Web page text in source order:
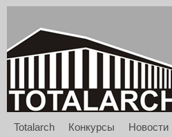
Totalarch Конкурсы Новости